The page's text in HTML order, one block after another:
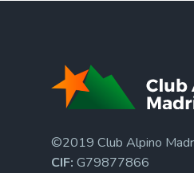
©2019 Club Alpino
CIF: G79877866